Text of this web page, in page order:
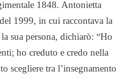
1848. Antonietta
1999, in cui raccontava la
sua persona, dichiarò: “Ho
ho creduto e credo nella
scegliere tra l’insegnamento